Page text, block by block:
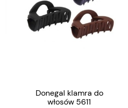
Donegal klamra do
włosów 5611